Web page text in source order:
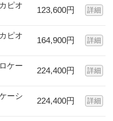
ピオ
123,600円 詳細
ピオ
164,900円 詳細
ケー
224,400円 詳細
ーシ
224,400円 詳細